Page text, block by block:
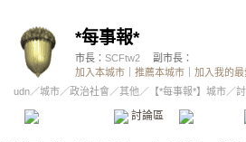
*每事報*
市長： SCFtw2
副市長：
加入本城市
推薦本城市 加入我的最
udn／城市／政治社會 ／其他 ／ 【*每事報*】城市／
討論區 精華區